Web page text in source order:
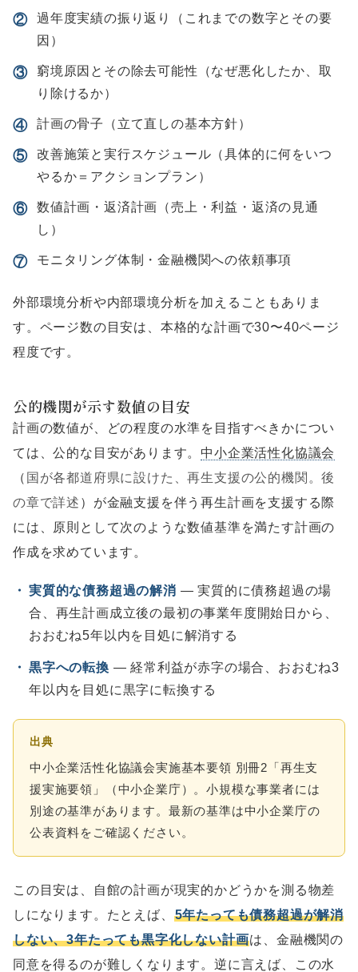
②
過年度実績の振り返り（これまでの数字とその要
因）
③
窮境原因とその除去可能性（なぜ悪化したか、取
り除けるか）
④ 計画の骨子（立て直しの基本方針）
⑤
改善施策と実行スケジュール（具体的に何をいつ
やるか＝アクションプラン）
⑥
数値計画・返済計画（売上・利益・返済の見通
し）
⑦ モニタリング体制・金融機関への依頼事項
外部環境分析や内部環境分析を加えることもありま
す。ページ数の目安は、本格的な計画で30〜40ページ
程度です。
公的機関が示す数値の目安
計画の数値が、どの程度の水準を目指すべきかについ
ては、公的な目安があります。 中小企業活性化協議会
（ 国が各都道府県に設けた、再生支援の公的機関。後
の章で詳述 ）が金融支援を伴う再生計画を支援する際
には、原則として次のような数値基準を満たす計画の
作成を求めています。
・ 実質的な債務超過の解消 ― 実質的に債務超過の場
合、再生計画成立後の最初の事業年度開始日から、
おおむね5年以内を目処に解消する
・ 黒字への転換 ― 経常利益が赤字の場合、おおむね3
年以内を目処に黒字に転換する
出典
中小企業活性化協議会実施基本要領 別冊2「再生支
援実施要領」（中小企業庁）。小規模な事業者には
別途の基準があります。最新の基準は中小企業庁の
公表資料をご確認ください。
この目安は、自館の計画が現実的かどうかを測る物差
しになります。たとえば、 5年たっても債務超過が解消
しない、3年たっても黒字化しない計画は、金融機関の
同意を得るのが難しくなります。逆に言えば、この水